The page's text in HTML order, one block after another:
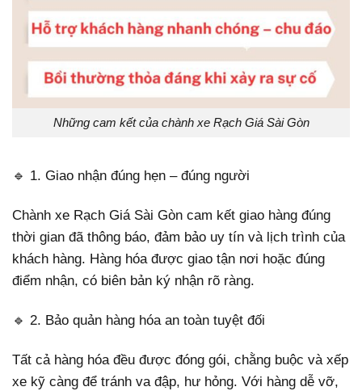
Những cam kết của chành xe Rạch Giá Sài Gòn
🔹 1. Giao nhận đúng hẹn – đúng người
Chành xe Rạch Giá Sài Gòn cam kết giao hàng đúng
thời gian đã thông báo, đảm bảo uy tín và lịch trình của
khách hàng. Hàng hóa được giao tận nơi hoặc đúng
điểm nhận, có biên bản ký nhận rõ ràng.
🔹 2. Bảo quản hàng hóa an toàn tuyệt đối
Tất cả hàng hóa đều được đóng gói, chằng buộc và xếp
xe kỹ càng để tránh va đập, hư hỏng. Với hàng dễ vỡ,